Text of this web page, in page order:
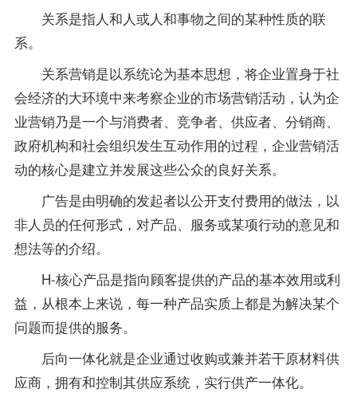
关系是指人和人或人和事物之间的某种性质的联
系。
关系营销是以系统论为基本思想，将企业置身于社
会经济的大环境中来考察企业的市场营销活动，认为企
业营销乃是一个与消费者、竞争者、供应者、分销商、
政府机构和社会组织发生互动作用的过程，企业营销活
动的核心是建立并发展这些公众的良好关系。
广告是由明确的发起者以公开支付费用的做法，以
非人员的任何形式，对产品、服务或某项行动的意见和
想法等的介绍。
H-核心产品是指向顾客提供的产品的基本效用或利
益，从根本上来说，每一种产品实质上都是为解决某个
问题而提供的服务。
后向一体化就是企业通过收购或兼并若干原材料供
应商，拥有和控制其供应系统，实行供产一体化。